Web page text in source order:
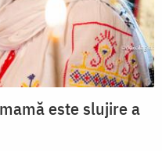
este slujire a